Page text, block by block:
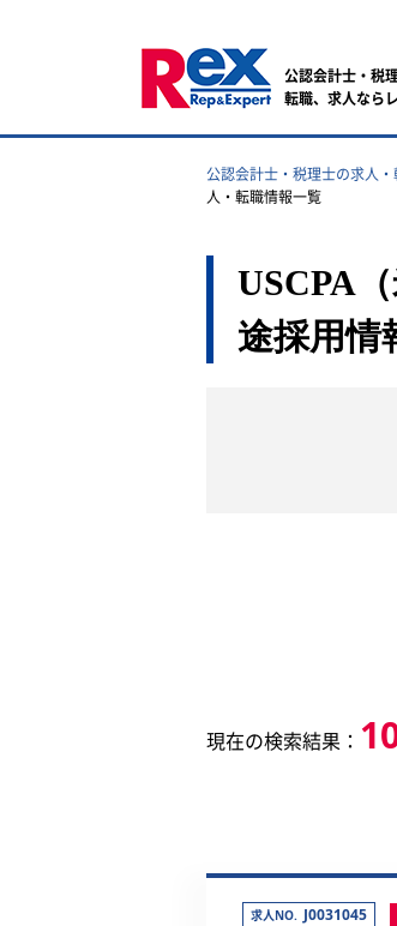
公認会計士・税
転職、求人なら
公認会計士・税理士の求人
人・転職情報一覧
USCPA
途採用情
現在の検索結果：
求人NO. J0031045